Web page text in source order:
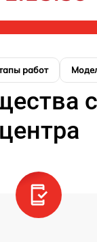
работ
центра